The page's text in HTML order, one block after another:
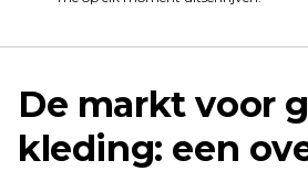
De markt voor
kleding: een